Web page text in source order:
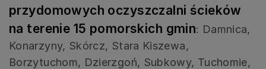
przydomowych oczyszczalni ścieków
na terenie 15 pomorskich gmin: Damnica,
Konarzyny, Skórcz, Stara Kiszewa,
Borzytuchom, Dzierzgoń, Subkowy, Tuchomie,